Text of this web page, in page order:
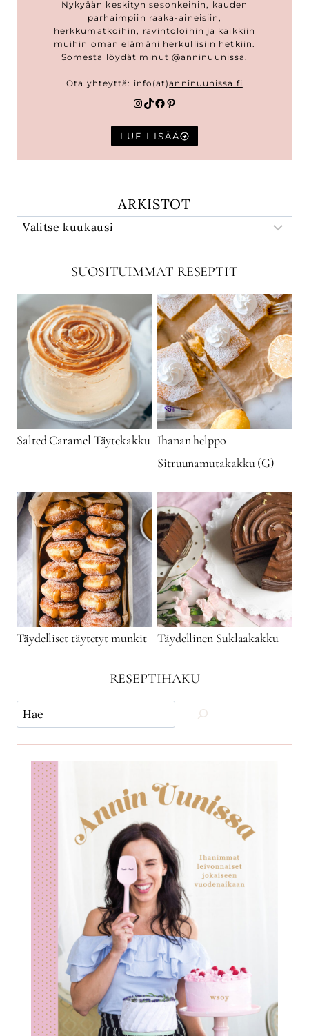
Nykyään keskityn sesonkeihin, kauden
parhaimpiin raaka-aineisiin,
herkkumatkoihin, ravintoloihin ja kaikkiin
muihin oman elämäni herkullisiin hetkiin.
Somesta löydät minut @anninuunissa.
Ota yhteyttä: info(at)anninuunissa.fi
Instagram
TikTok
Facebook
Pinterest
LUE LISÄÄ
ARKISTOT
SUOSITUIMMAT RESEPTIT
Salted Caramel Täytekakku Ihanan helppo
Sitruunamutakakku (G)
Täydelliset täytetyt munkit Täydellinen Suklaakakku
RESEPTIHAKU
Käytä
hakua
ja
etsi
reseptejä